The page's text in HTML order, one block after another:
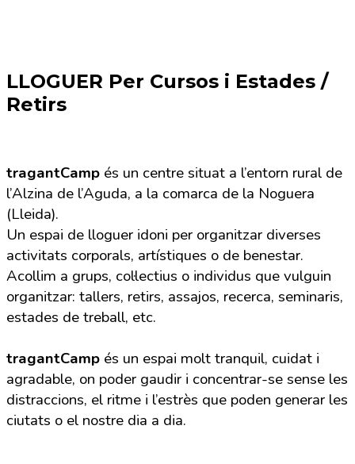
LLOGUER Per Cursos i Estades /
Retirs
tragantCamp és un centre situat a l’entorn rural de
l’Alzina de l’Aguda, a la comarca de la Noguera
(Lleida).
Un espai de lloguer idoni per organitzar diverses
activitats corporals, artístiques o de benestar.
Acollim a grups, col·lectius o individus que vulguin
organitzar: tallers, retirs, assajos, recerca, seminaris,
estades de treball, etc.
tragantCamp és un espai molt tranquil, cuidat i
agradable, on poder gaudir i concentrar-se sense les
distraccions, el ritme i l’estrès que poden generar les
ciutats o el nostre dia a dia.